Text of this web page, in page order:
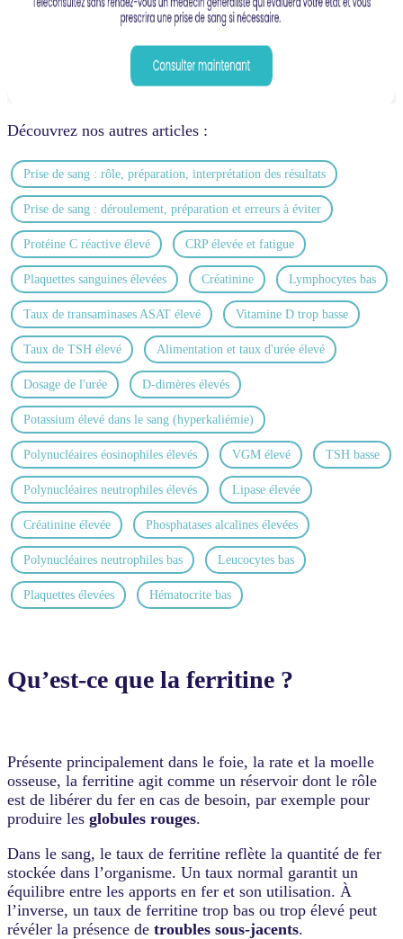
Découvrez nos autres articles :
Prise de sang : rôle, préparation, interprétation des résultats
Prise de sang : déroulement, préparation et erreurs à éviter
Protéine C réactive élevé CRP élevée et fatigue
Plaquettes sanguines élevées Créatinine Lymphocytes bas
Taux de transaminases ASAT élevé Vitamine D trop basse
Taux de TSH élevé Alimentation et taux d'urée élevé
Dosage de l'urée D-dimères élevés
Potassium élevé dans le sang (hyperkaliémie)
Polynucléaires éosinophiles élevés VGM élevé TSH basse
Polynucléaires neutrophiles élevés Lipase élevée
Créatinine élevée Phosphatases alcalines élevées
Polynucléaires neutrophiles bas Leucocytes bas
Plaquettes élevées Hématocrite bas
Qu’est-ce que la ferritine ?
Présente principalement dans le foie, la rate et la moelle
osseuse, la ferritine agit comme un réservoir dont le rôle
est de libérer du fer en cas de besoin, par exemple pour
produire les globules rouges.
Dans le sang, le taux de ferritine reflète la quantité de fer
stockée dans l’organisme. Un taux normal garantit un
équilibre entre les apports en fer et son utilisation. À
l’inverse, un taux de ferritine trop bas ou trop élevé peut
révéler la présence de troubles sous-jacents.